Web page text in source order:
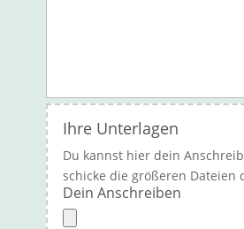
Ihre Unterlagen
Du kannst hier dein
schicke die größeren
Dein Anschreiben